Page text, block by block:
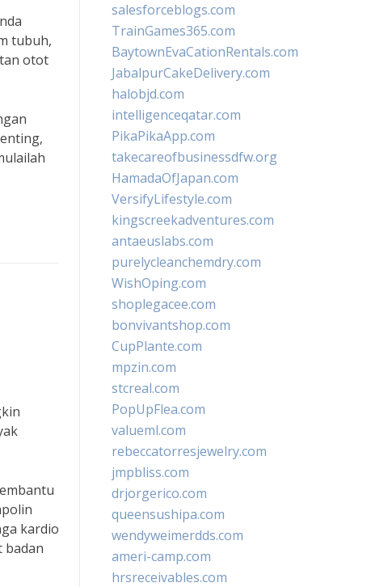
tubuh,
otot
kardio
badan
salesforceblogs.com
TrainGames365.com
BaytownEvaCationRentals.com
JabalpurCakeDelivery.com
halobjd.com
intelligenceqatar.com
PikaPikaApp.com
takecareofbusinessdfw.org
HamadaOfJapan.com
VersifyLifestyle.com
kingscreekadventures.com
antaeuslabs.com
purelycleanchemdry.com
WishOping.com
shoplegacee.com
bonvivantshop.com
CupPlante.com
mpzin.com
stcreal.com
PopUpFlea.com
valueml.com
rebeccatorresjewelry.com
jmpbliss.com
drjorgerico.com
queensushipa.com
wendyweimerdds.com
ameri-camp.com
hrsreceivables.com